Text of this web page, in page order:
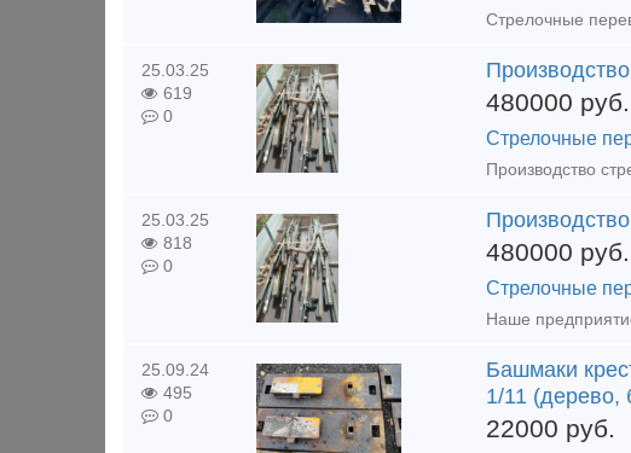
25.03.25
619
0
480000 руб.
Стрелочные
Производство
25.03.25
818
0
480000 руб.
Стрелочные
25.09.24
495
0
Башмаки
1/11 (дерево,
22000 руб.